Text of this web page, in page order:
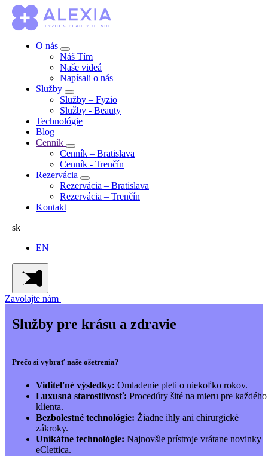
O nás
Náš Tím
Naše videá
Napísali o nás
Služby
Služby – Fyzio
Služby - Beauty
Technológie
Blog
Cenník
Cenník – Bratislava
Cenník - Trenčín
Rezervácia
Rezervácia – Bratislava
Rezervácia – Trenčín
Kontakt
sk
EN
Zavolajte nám
Služby pre krásu a zdravie
Prečo si vybrať naše ošetrenia?
Viditeľné výsledky: Omladenie pleti o niekoľko rokov.
Luxusná starostlivosť: Procedúry šité na mieru pre každého
klienta.
Bezbolestné technológie: Žiadne ihly ani chirurgické
zákroky.
Unikátne technológie: Najnovšie prístroje vrátane novinky
eClettica.